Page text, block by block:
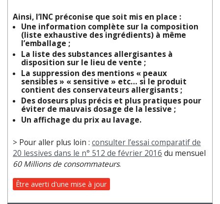
Ainsi, l’INC préconise que soit mis en place :
Une information complète sur la composition
(liste exhaustive des ingrédients) à même
l’emballage ;
La liste des substances allergisantes à
disposition sur le lieu de vente ;
La suppression des mentions « peaux
sensibles » « sensitive » etc… si le produit
contient des conservateurs allergisants ;
Des doseurs plus précis et plus pratiques pour
éviter de mauvais dosage de la lessive ;
Un affichage du prix au lavage.
> Pour aller plus loin : consulter l’essai comparatif de
20 lessives dans le n° 512 de février 2016 du mensuel
60 Millions de consommateurs.
Être averti d'une mise à jour